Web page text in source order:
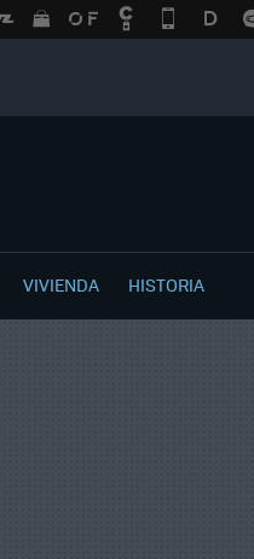
VIVIENDA HISTORIA